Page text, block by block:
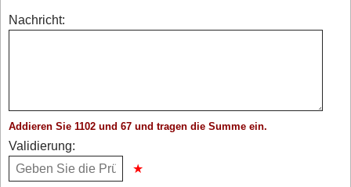
Nachricht:
Addieren Sie 1102 und 67 und tragen die Summe ein.
Validierung: